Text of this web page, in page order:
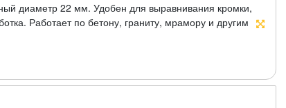
диаметр 22 мм. Удобен для выравнивания кромки,
Работает по бетону, граниту, мрамору и другим